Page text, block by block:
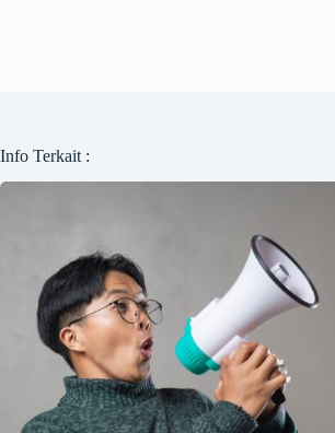
Info Terkait :